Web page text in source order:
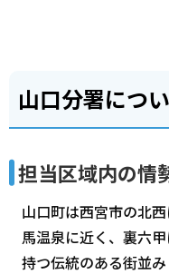
山口分署につ
担当区域内の情
山口町は西宮市の北
馬温泉に近く、裏六
持つ伝統のある街並